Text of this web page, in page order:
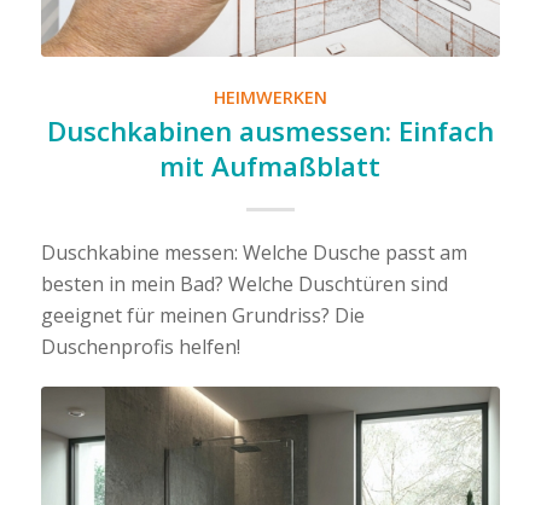
HEIMWERKEN
Duschkabinen ausmessen: Einfach
mit Aufmaßblatt
Duschkabine messen: Welche Dusche passt am
besten in mein Bad? Welche Duschtüren sind
geeignet für meinen Grundriss? Die
Duschenprofis helfen!